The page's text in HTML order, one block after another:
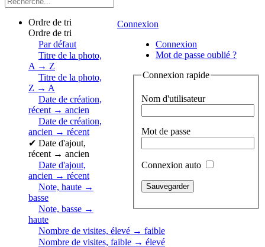
Connexion
Connexion
Mot de passe oublié ?
Connexion rapide
Nom d'utilisateur
Mot de passe
Connexion auto
Ordre de tri
Ordre de tri
Par défaut
Titre de la photo,
A → Z
Titre de la photo,
Z → A
Date de création,
récent → ancien
Date de création,
ancien → récent
✔ Date d'ajout,
récent → ancien
Date d'ajout,
ancien → récent
Note, haute →
basse
Note, basse →
haute
Nombre de visites, élevé → faible
Nombre de visites, faible → élevé